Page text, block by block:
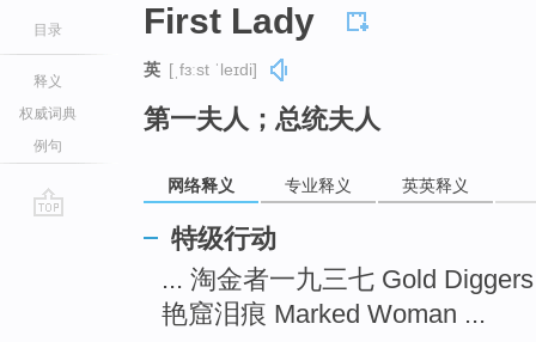
目录
释义
权威词典
例句
First Lady
英 [ˌfɜːst ˈleɪdi]
第一夫人；总统夫人
网络释义 专业释义 英英释义
特级行动
... 淘金者一九三七 Gold
艳窟泪痕 Marked Woman ...